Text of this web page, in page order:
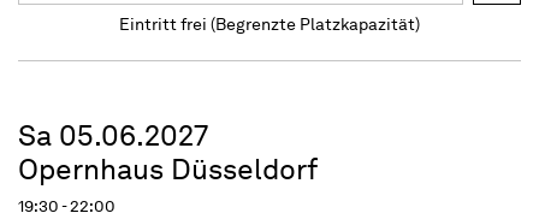
Eintritt frei (Begrenzte Platzkapazität)
Sa 05.06.2027
Opernhaus Düsseldorf
19:30 - 22:00